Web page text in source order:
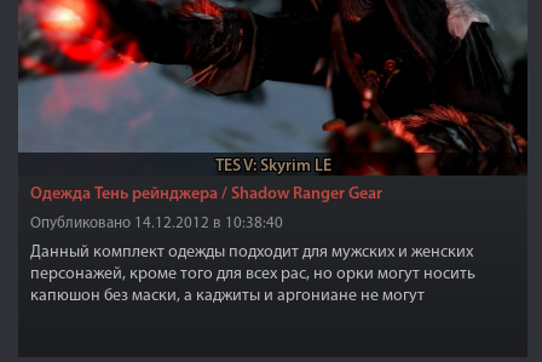
TES V: Skyrim LE
Одежда Тень рейнджера / Shadow Ranger Gear
Опубликовано 14.12.2012 в 10:38:40
Данный комплект одежды подходит для мужских и женских
персонажей, кроме того для всех рас, но орки могут носить
капюшон без маски, а каджиты и аргониане не могут